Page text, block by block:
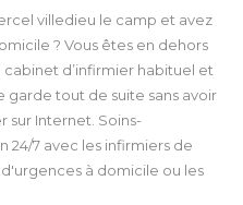
villedieu le camp et avez
? Vous êtes en dehors
d’infirmier habituel et
garde tout de suite sans avoir
sur Internet. Soins-
24/7 avec les infirmiers de
d'urgences à domicile ou les